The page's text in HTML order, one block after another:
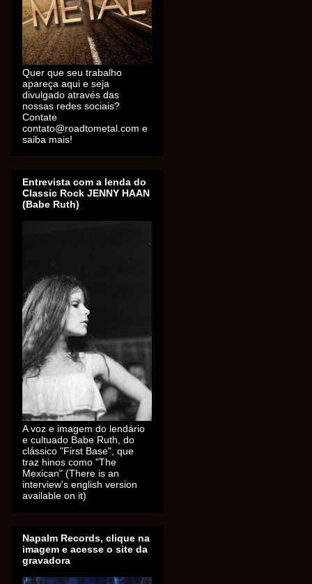
Quer que seu trabalho
apareça aqui e seja
divulgado através das
nossas redes sociais?
Contate
contato@roadtometal.com e
saiba mais!
Entrevista com a lenda do
Classic Rock JENNY HAAN
(Babe Ruth)
A voz e imagem do lendário
e cultuado Babe Ruth, do
clássico "First Base", que
traz hinos como "The
Mexican" (There is an
interview's english version
available on it)
Napalm Records, clique na
imagem e acesse o site da
gravadora